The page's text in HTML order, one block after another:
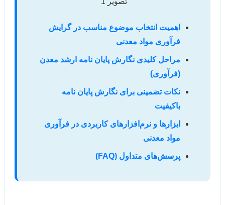
اهمیت انتخاب موضوع مناسب در گرایش
فرآوری مواد معدنی
مراحل کلیدی نگارش پایان نامه ارشد معدن
(فرآوری)
نکات تضمینی برای نگارش پایان نامه
باکیفیت
ابزارها و نرم‌افزارهای کاربردی در فرآوری
مواد معدنی
پرسش‌های متداول (FAQ)